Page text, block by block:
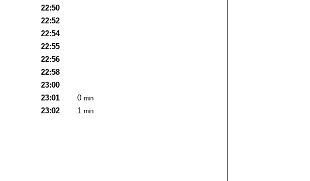
22:50
22:52
22:54
22:55
22:56
22:58
23:00
23:01 0 min
23:02 1 min